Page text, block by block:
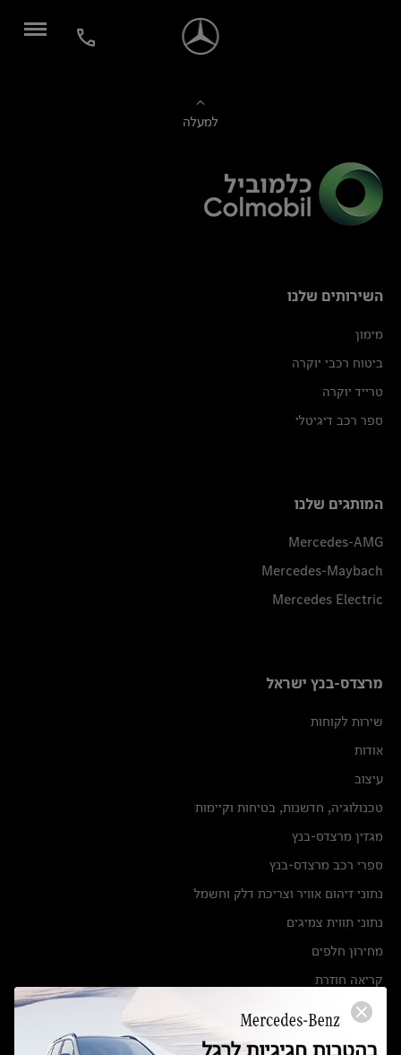
למעלה
השירותים שלנו
מימון
ביטוח רכבי יוקרה
טרייד יוקרה
ספר רכב דיגיטלי
המותגים שלנו
Mercedes-AMG
Mercedes-Maybach
Mercedes Electric
מרצדס-בנץ ישראל
שירות לקוחות
אודות
עיצוב
טכנולוגיה, חדשנות, בטיחות וקיימות
מגזין מרצדס-בנץ
ספרי רכב מרצדס-בנץ
נתוני זיהום אוויר וצריכת דלק וחשמל
נתוני תווית צמיגים
מחירון חלפים
קריאה חוזרת
הודעה על הטבות לרכבי מרצדס בהסדר פשרה בתצ 56447-02-19